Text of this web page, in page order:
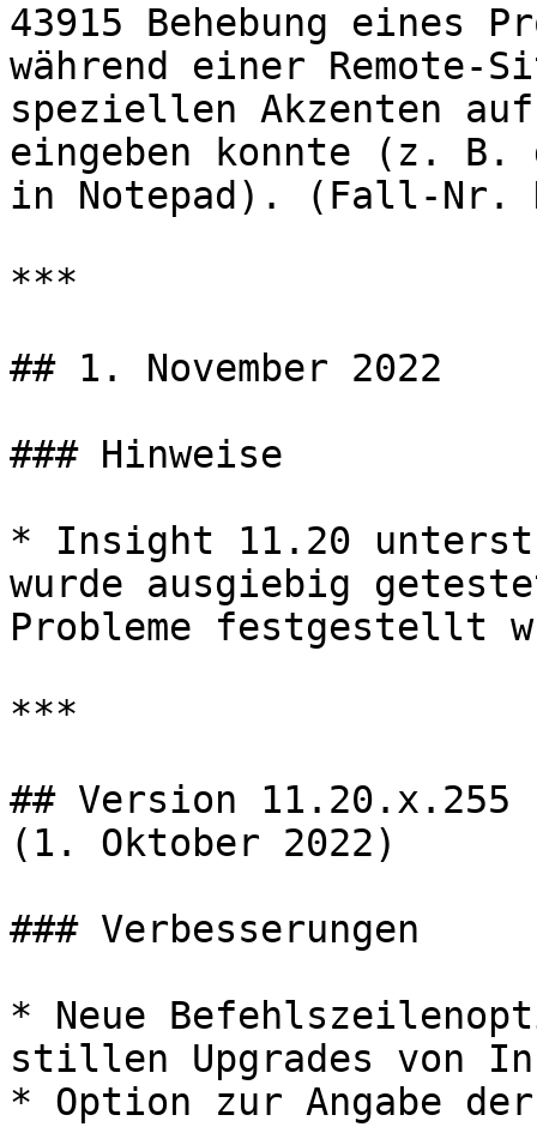
43915 Behebung eines
während einer Remote-
speziellen Akzenten
eingeben konnte (z. B.
in Notepad). (Fall-Nr.
***
## 1. November 2022
### Hinweise
* Insight 11.20
wurde ausgiebig
Probleme festgestellt
***
## Version 11.20.x.255
(1. Oktober 2022)
### Verbesserungen
* Neue
stillen Upgrades von
* Option zur Angabe